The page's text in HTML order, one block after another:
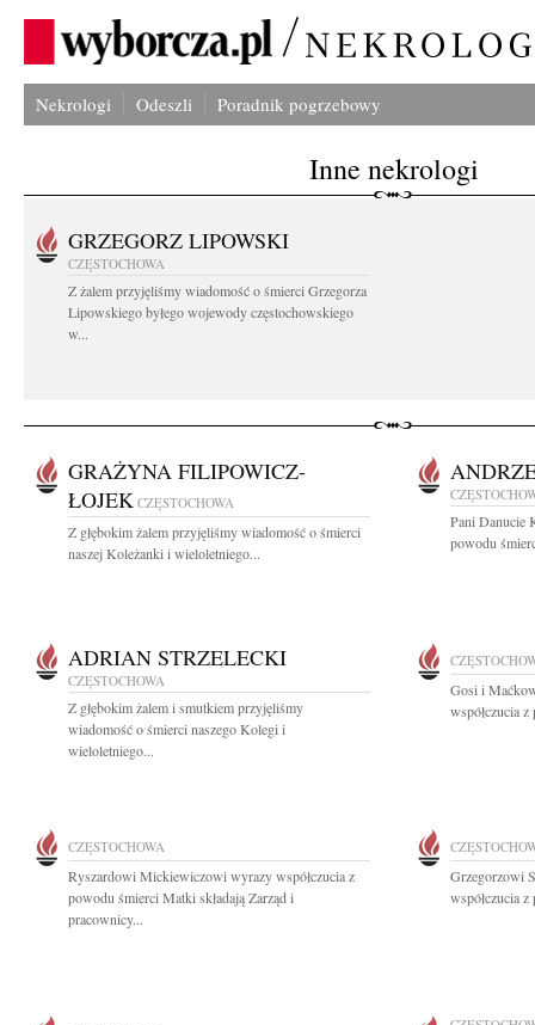
Nekrologi Odeszli Poradnik pogrzebowy
Inne nekrologi
GRZEGORZ LIPOWSKI
CZĘSTOCHOWA
Z żalem przyjęliśmy wiadomość o śmierci Grzegorza
Lipowskiego byłego wojewody częstochowskiego
w...
GRAŻYNA FILIPOWICZ-
ŁOJEK CZĘSTOCHOWA
Z głębokim żalem przyjęliśmy wiadomość o śmierci
naszej Koleżanki i wieloletniego...
Pani Danucie
powodu
ADRIAN STRZELECKI
CZĘSTOCHOWA
Z głębokim żalem i smutkiem przyjęliśmy
wiadomość o śmierci naszego Kolegi i
wieloletniego...
Gosi i
współczucia
CZĘSTOCHOWA
Ryszardowi Mickiewiczowi wyrazy współczucia z
powodu śmierci Matki składają Zarząd i
pracownicy...
Grzegorzowi
współczucia